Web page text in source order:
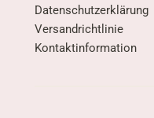
Datenschutzerklärung
Versandrichtlinie
Kontaktinformation